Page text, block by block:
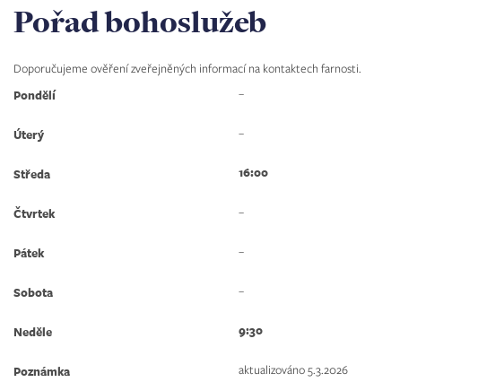
Pořad bohoslužeb
Doporučujeme ověření zveřejněných informací na kontaktech farnosti.
Pondělí
–
Úterý –
Středa 16:00
Čtvrtek –
Pátek –
Sobota –
Neděle 9:30
Poznámka aktualizováno 5.3.2026